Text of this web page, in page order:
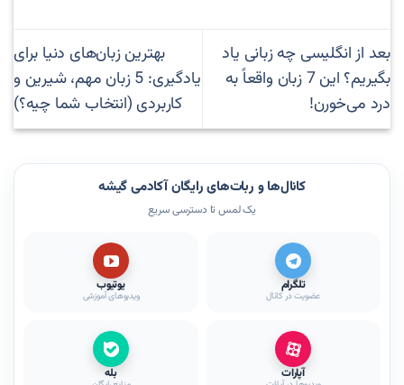
بعد از انگلیسی چه زبانی یاد
بگیریم؟ این 7 زبان واقعاً به
درد می‌خورن!
بهترین زبان‌های دنیا برای
یادگیری: 5 زبان مهم، شیرین و
کاربردی (انتخاب شما چیه؟)
کانال‌ها و ربات‌های رایگان آکادمی گیشه
یک لمس تا دسترسی سریع
تلگرام
عضویت در کانال
یوتیوب
ویدیوهای آموزشی
آپارات بله